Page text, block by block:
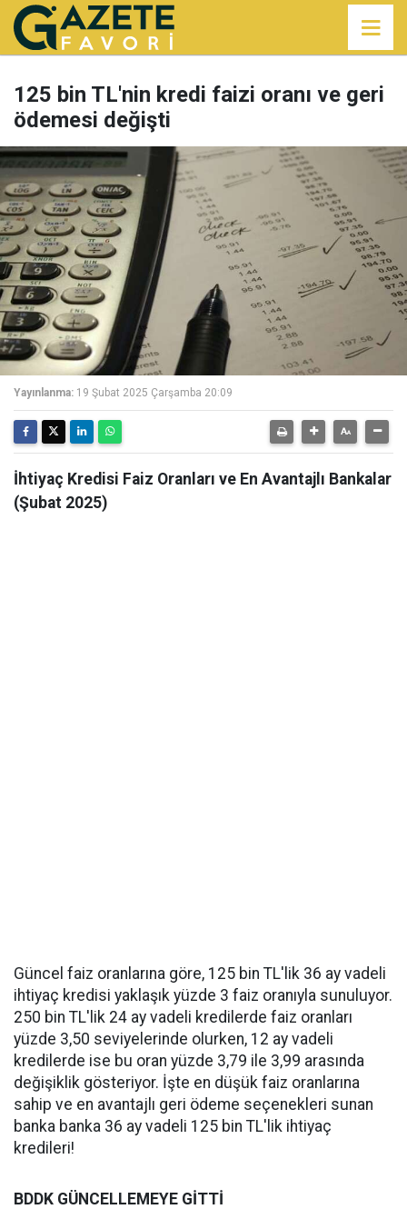
125 bin TL'nin kredi faizi oranı ve geri
ödemesi değişti
Yayınlanma: 19 Şubat 2025 Çarşamba 20:09
İhtiyaç Kredisi Faiz Oranları ve En Avantajlı Bankalar
(Şubat 2025)
Güncel faiz oranlarına göre, 125 bin TL'lik 36 ay vadeli
ihtiyaç kredisi yaklaşık yüzde 3 faiz oranıyla sunuluyor.
250 bin TL'lik 24 ay vadeli kredilerde faiz oranları
yüzde 3,50 seviyelerinde olurken, 12 ay vadeli
kredilerde ise bu oran yüzde 3,79 ile 3,99 arasında
değişiklik gösteriyor. İşte en düşük faiz oranlarına
sahip ve en avantajlı geri ödeme seçenekleri sunan
banka banka 36 ay vadeli 125 bin TL'lik ihtiyaç
kredileri!
BDDK GÜNCELLEMEYE GİTTİ